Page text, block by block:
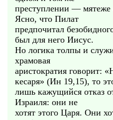
преступлении —
Ясно, что Пилат
предпочитал
был для него Иисус.
Но логика толпы и
храмовая
аристократия говорит:
кесаря» (Ин 19,15), то
лишь кажущийся отказ
Израиля: они не
хотят этого Царя. Они